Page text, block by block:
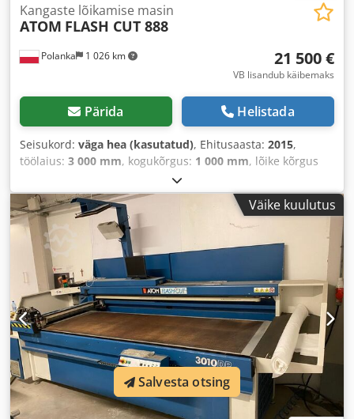
Polanka 1 026 km
Kangaste lõikamise masin
ATOM FLASH CUT 888
21 500 €
VB lisandub käibemaks
Pärida Helistada
Seisukord: väga hea (kasutatud), Ehitusaasta: 2015,
töölaius: 3 000 mm, kogukõrgus: 1 000 mm, lõike kõrgus
Väike kuulutus
Salvesta otsing